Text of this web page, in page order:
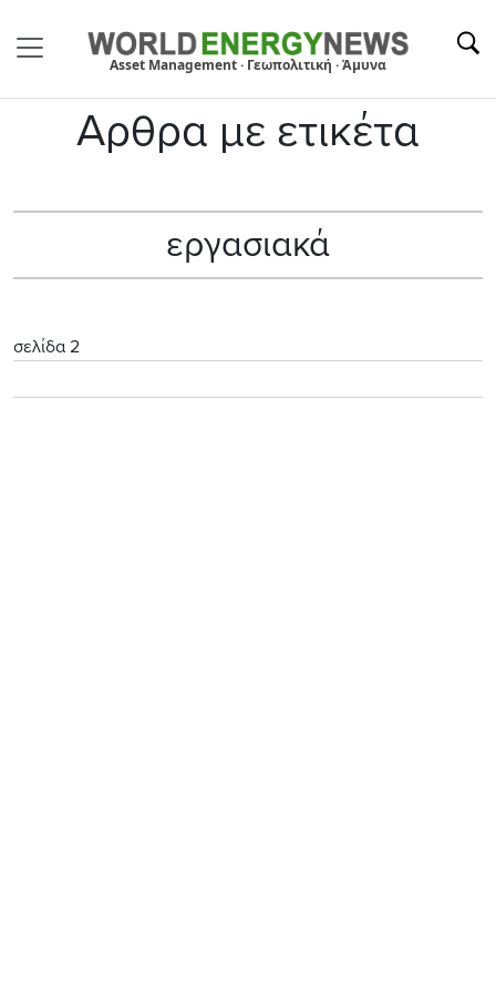
Asset Management · Γεωπολιτική · Άμυνα
Αρθρα με ετικέτα
εργασιακά
σελίδα 2